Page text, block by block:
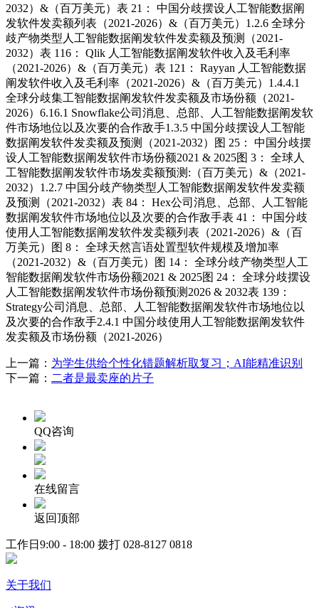
2032）&（百万美元）表 21： 中国分歧摆设人工智能数据阐
发软件发卖额列表（2021-2026）&（百万美元）1.2.6 全球分
歧产物类型人工智能数据阐发软件发卖额及预测（2021-
2032）表 116： Qlik 人工智能数据阐发软件收入及毛利率
（2021-2026）&（百万美元）表 121： Rayyan 人工智能数据
阐发软件收入及毛利率（2021-2026）&（百万美元）1.4.4.1
全球分歧集工智能数据阐发软件发卖额及市场份额（2021-
2026）6.16.1 Snowflake公司消息、总部、人工智能数据阐发软
件市场地位以及次要的合作敌手1.3.5 中国分歧摆设人工智能
数据阐发软件发卖额及预测（2021-2032）图 25： 中国分歧摆
设人工智能数据阐发软件市场份额2021 & 2025图 3： 全球人
工智能数据阐发软件市场发卖额预测:（百万美元）&（2021-
2032）1.2.7 中国分歧产物类型人工智能数据阐发软件发卖额
及预测（2021-2032）表 84： Hex公司消息、总部、人工智能
数据阐发软件市场地位以及次要的合作敌手表 41： 中国分歧
使用人工智能数据阐发软件发卖额列表（2021-2026）&（百
万美元）图 8： 全球天然言语处置型软件规模及增加率
（2021-2032）&（百万美元）图 14： 全球分歧产物类型人工
智能数据阐发软件市场份额2021 & 2025图 24： 全球分歧摆设
人工智能数据阐发软件市场份额预测2026 & 2032表 139：
Strategy公司消息、总部、人工智能数据阐发软件市场地位以
及次要的合作敌手2.4.1 中国分歧使用人工智能数据阐发软件
发卖额及市场份额（2021-2026）
上一篇： 为学生供给个性化错题解析取复习；AI能精准识别
下一篇： 二者是最卖座的片子
QQ咨询
在线留言
返回顶部
工作日9:00 - 18:00 拨打 028-8127 0818
关于我们